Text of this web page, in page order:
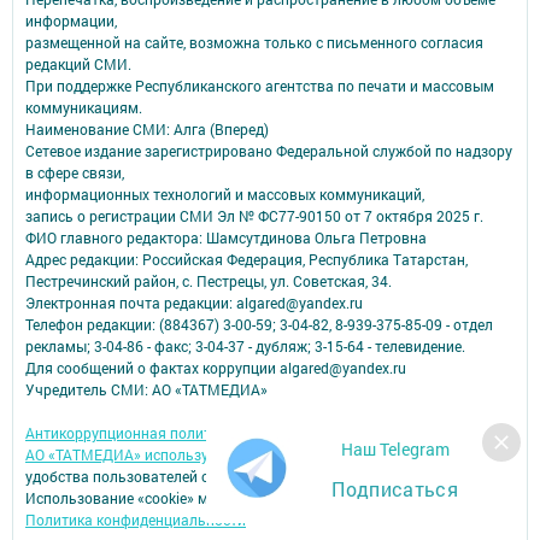
Наш Telegram
Подписаться
информации,
размещенной на сайте, возможна только с письменного согласия
редакций СМИ.
При поддержке Республиканского агентства по печати и массовым
коммуникациям.
Наименование СМИ: Алга (Вперед)
Сетевое издание зарегистрировано Федеральной службой по надзору
в сфере связи,
информационных технологий и массовых коммуникаций,
запись о регистрации СМИ Эл № ФС77-90150 от 7 октября 2025 г.
ФИО главного редактора: Шамсутдинова Ольга Петровна
Адрес редакции: Российская Федерация, Республика Татарстан,
Пестречинский район, с. Пестрецы, ул. Советская, 34.
Электронная почта редакции: algared@yandex.ru
Телефон редакции: (884367) 3-00-59; 3-04-82, 8-939-375-85-09 - отдел
рекламы; 3-04-86 - факс; 3-04-37 - дубляж; 3-15-64 - телевидение.
Для сообщений о фактах коррупции algared@yandex.ru
Учредитель СМИ: АО «ТАТМЕДИА»
Антикоррупционная политика
АО «ТАТМЕДИА» использует «cookie»для персонализации сервисов и
удобства пользователей сайтом.
Использование «cookie» можно отменить в настройках браузера.
Политика конфиденциальности